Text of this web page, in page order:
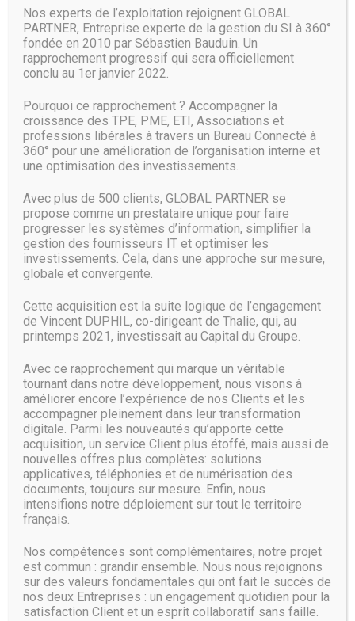
technologie sous-jacente. « Les terminaux WiFi 6 peuvent
utiliser huit bandes de fréquences radios », a-t-il déclaré. «
De plus, avec le Mimo et le beamforming, on est toujours
sûr que les performances seront meilleures, puisque la
gestion des connexions multiples sera plus facile ».
Point important : certains appareils connectés avec une
version plus ancienne du WiFi 802.11 – n, g, et même b,
dans certains cas – ne pourront pas bénéficier des
nombreux avantages technologiques du nouveau
réseaux desservant des équipements anciens, le personnel
IT devra s’assurer que son réseau est parfaitement
compatible avec la nouvelle norme ». Selon le CEO de
Stealth Communications, c’est pour cette raison que, de
plus en plus, les gros consommateurs de données, et les
entreprises de technologie en particulier, adoptent le
entreprises technologiques que nous desservons,
beaucoup demandent du WiFi 6 pour profiter des
performances de plusieurs gigabits de la norme sans avoir
Conçue pour l’IoT
« WiFi 6 ou 802.11ax, le mode de commercialisation de la
prochaine norme WiFi sera probablement différent de celui
adopté pour les précédentes normes », selon M. Mathias.
La nouvelle norme n’offrira pas seulement une connectivité
plus rapide. Elle donnera aussi accès à de nouvelles
fonctionnalités, notamment une meilleure prise en charge
des périphériques IoT et l’intégration avec les systèmes
des équipements WiFi haut de gamme ne devrait pas
beaucoup changer par rapport aux produits actuels de
catégorie équivalente, ce qui permet à toutes les
entreprises ou presque de prévoir un budget pour changer
leurs équipements. « Il n’y aura pas de surcoût pour
Nos experts de l’exploitation rejoignent GLOBAL
PARTNER, Entreprise experte de la gestion du SI à 360°
fondée en 2010 par Sébastien Bauduin. Un
rapprochement progressif qui sera officiellement
conclu au 1er janvier 2022.
Pourquoi ce rapprochement ? Accompagner la
croissance des TPE, PME, ETI, Associations et
professions libérales à travers un Bureau Connecté à
360° pour une amélioration de l’organisation interne et
une optimisation des investissements.
Avec plus de 500 clients, GLOBAL PARTNER se
propose comme un prestataire unique pour faire
progresser les systèmes d’information, simplifier la
gestion des fournisseurs IT et optimiser les
investissements. Cela, dans une approche sur mesure,
globale et convergente.
Cette acquisition est la suite logique de l’engagement
de Vincent DUPHIL, co-dirigeant de Thalie, qui, au
printemps 2021, investissait au Capital du Groupe.
Avec ce rapprochement qui marque un véritable
tournant dans notre développement, nous visons à
améliorer encore l’expérience de nos Clients et les
accompagner pleinement dans leur transformation
digitale. Parmi les nouveautés qu’apporte cette
acquisition, un service Client plus étoffé, mais aussi de
nouvelles offres plus complètes: solutions
applicatives, téléphonies et de numérisation des
documents, toujours sur mesure. Enfin, nous
intensifions notre déploiement sur tout le territoire
français.
Nos compétences sont complémentaires, notre projet
est commun : grandir ensemble. Nous nous rejoignons
sur des valeurs fondamentales qui ont fait le succès de
nos deux Entreprises : un engagement quotidien pour la
satisfaction Client et un esprit collaboratif sans faille.